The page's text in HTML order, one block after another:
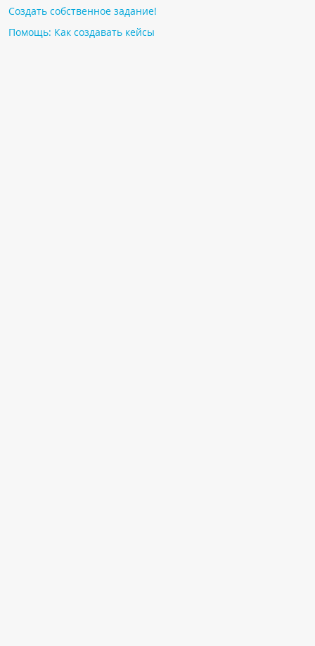
Создать собственное задание!
Помощь: Как создавать кейсы